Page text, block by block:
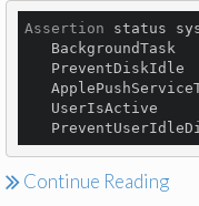
Assertion status
Continue Reading